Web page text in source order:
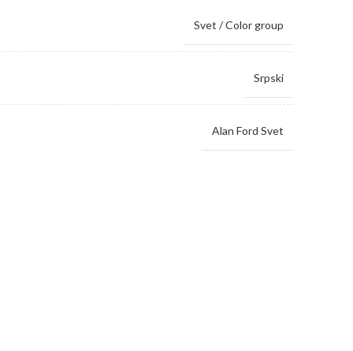
Svet / Color group
Srpski
Alan Ford Svet